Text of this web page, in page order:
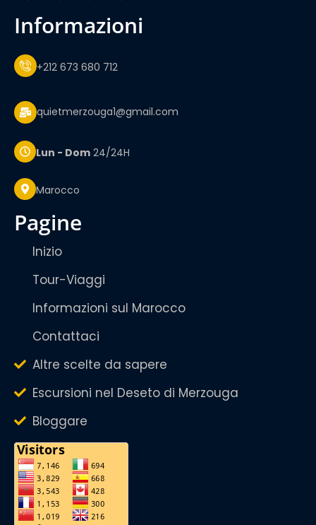
informazioni
+212 673 680 712
quietmerzouga1@gmail.com
Lun - Dom 24/24H
Marocco
pagine
Inizio
Tour-Viaggi
Informazioni sul Marocco
Contattaci
Altre scelte da sapere
Escursioni nel Deseto di Merzouga
Bloggare